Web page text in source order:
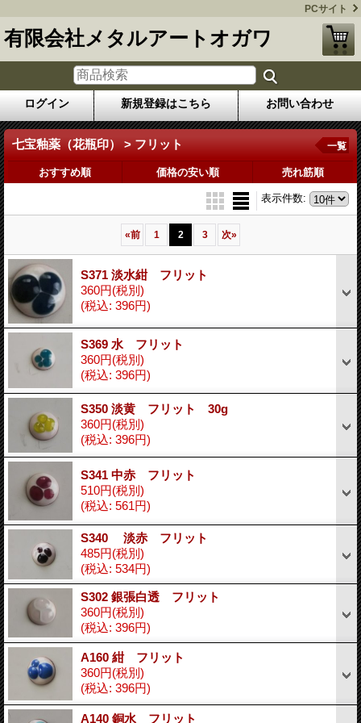
PCサイト
有限会社メタルアートオガワ
ログイン 新規登録はこちら お問い合わせ
七宝釉薬（花瓶印） > フリット 一覧
おすすめ順 価格の安い順 売れ筋順
表示件数:
«前 1 2 3 次»
S371 淡水紺 フリット
360円(税別)
(税込: 396円)
S369 水 フリット
360円(税別)
(税込: 396円)
S350 淡黄 フリット 30g
360円(税別)
(税込: 396円)
S341 中赤 フリット
510円(税別)
(税込: 561円)
S340 淡赤 フリット
485円(税別)
(税込: 534円)
S302 銀張白透 フリット
360円(税別)
(税込: 396円)
A160 紺 フリット
360円(税別)
(税込: 396円)
A140 銅水 フリット